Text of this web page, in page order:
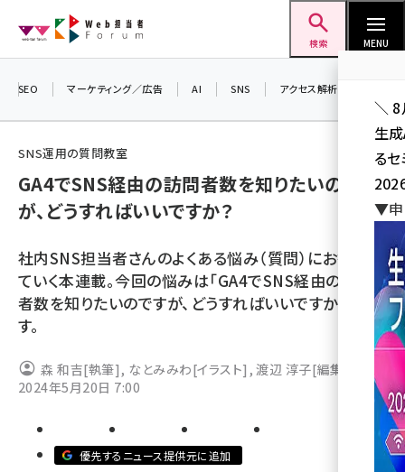
ン
検索 MENU
seo (3532)
youtube (2441)
note (2317)
z世代 (1623)
llmo (1167)
SEO マーケティング／広告 AI SNS アクセス解析／データ分析
SNS運用の質問教室
GA4でSNS経由の訪問者数を知りたいのです
が、どうすればいいですか？
社内SNS担当者さんのよくある悩み（質問）にお答えし
ていく本連載。今回の悩みは「GA4でSNS経由の訪問
者数を知りたいのですが、どうすればいいですか？」で
す。
森 和吉[執筆] , なとみみわ[イラスト] ,渡辺 淳子[編集]
2024年5月20日 7:00
優先するニュース提供元に追加
＼ 8
生
る
▼申